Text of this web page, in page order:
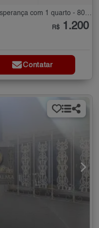
Casa Térrea para Alugar na Vila Esperança com 1 quarto - 80 m²
R$ 1.200
Contatar